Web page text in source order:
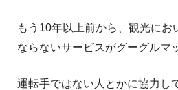
もう10年以上前から、観光にお
ならないサービスがグーグルマ
運転手ではない人とかに協力し